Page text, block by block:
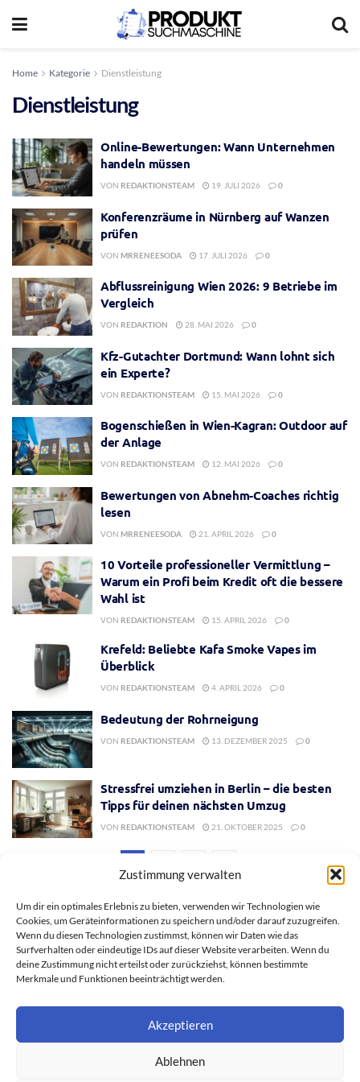
Zustimmung verwalten
Um dir ein optimales Erlebnis zu bieten, verwenden wir Technologien wie
Cookies, um Geräteinformationen zu speichern und/oder darauf zuzugreifen.
Wenn du diesen Technologien zustimmst, können wir Daten wie das
Surfverhalten oder eindeutige IDs auf dieser Website verarbeiten. Wenn du
deine Zustimmung nicht erteilst oder zurückziehst, können bestimmte
Merkmale und Funktionen beeinträchtigt werden.
Akzeptieren
Ablehnen
Home Kategorie Dienstleistung
Dienstleistung
Online-Bewertungen: Wann Unternehmen
handeln müssen
VON REDAKTIONSTEAM 19. JULI 2026 0
Konferenzräume in Nürnberg auf Wanzen
prüfen
VON MRRENEESODA 17. JULI 2026 0
Abflussreinigung Wien 2026: 9 Betriebe im
Vergleich
VON REDAKTION 28. MAI 2026 0
Kfz-Gutachter Dortmund: Wann lohnt sich
ein Experte?
VON REDAKTIONSTEAM 15. MAI 2026 0
Bogenschießen in Wien-Kagran: Outdoor auf
der Anlage
VON REDAKTIONSTEAM 12. MAI 2026 0
Bewertungen von Abnehm-Coaches richtig
lesen
VON MRRENEESODA 21. APRIL 2026 0
10 Vorteile professioneller Vermittlung –
Warum ein Profi beim Kredit oft die bessere
Wahl ist
VON REDAKTIONSTEAM 15. APRIL 2026 0
Krefeld: Beliebte Kafa Smoke Vapes im
Überblick
VON REDAKTIONSTEAM 4. APRIL 2026 0
Bedeutung der Rohrneigung
VON REDAKTIONSTEAM 13. DEZEMBER 2025 0
Stressfrei umziehen in Berlin – die besten
Tipps für deinen nächsten Umzug
VON REDAKTIONSTEAM 21. OKTOBER 2025 0